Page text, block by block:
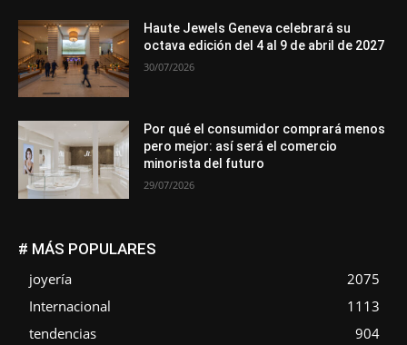
Haute Jewels Geneva celebrará su
octava edición del 4 al 9 de abril de 2027
30/07/2026
Por qué el consumidor comprará menos
pero mejor: así será el comercio
minorista del futuro
29/07/2026
# MÁS POPULARES
joyería
2075
Internacional
1113
tendencias
904